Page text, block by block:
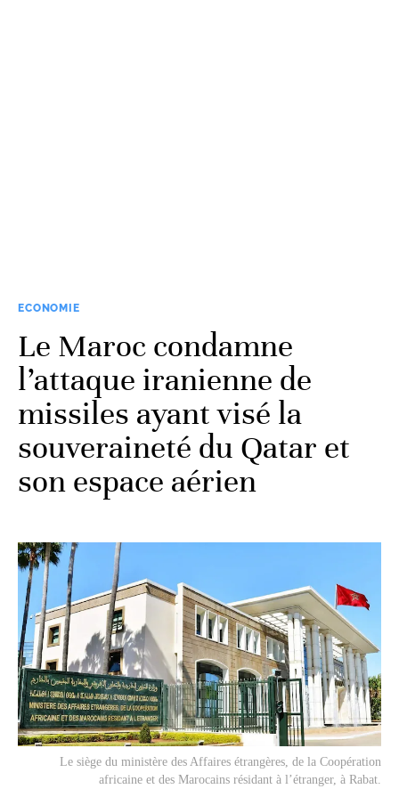
ECONOMIE
Le Maroc condamne
l’attaque iranienne de
missiles ayant visé la
souveraineté du Qatar et
son espace aérien
Le siège du ministère des Affaires étrangères, de la Coopération
africaine et des Marocains résidant à l’étranger, à Rabat.